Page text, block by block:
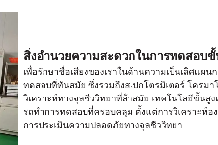
สิ่งอํานวยความสะดวกในการทดสอบขั้
เพื่อรักษาชื่อเสียงของเราในด้านความเป็นเลิศแผน
ทดสอบที่ทันสมัย ซึ่งรวมถึงสเปกโตรมิเตอร์ โครมา
วิเคราะห์ทางจุลชีววิทยาที่ล้ําสมัย เทคโนโลยีขั้นสูง
รถทําการทดสอบที่ครอบคลุม ตั้งแต่การวิเคราะห์อ
การประเมินความปลอดภัยทางจุลชีววิทยา